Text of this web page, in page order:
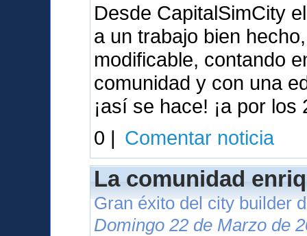
Desde CapitalSimCity
a un trabajo bien
modificable, contando
comunidad y con una
¡así se hace! ¡a por los
0 | Comentar noticia
La comunidad
Gran éxito del city builder
Domingo 22 de Marzo de